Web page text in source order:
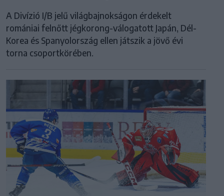
A Divízió I/B jelű világbajnokságon érdekelt
romániai felnőtt jégkorong-válogatott Japán, Dél-
Korea és Spanyolország ellen játszik a jövő évi
torna csoportkörében.